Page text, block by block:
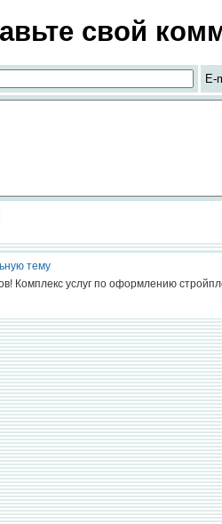
свой
E-
тему
Комплекс услуг по оформлению